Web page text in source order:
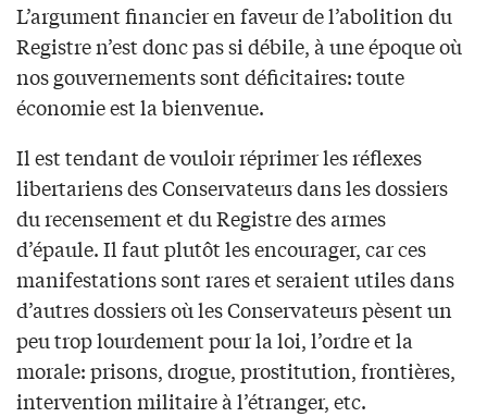
L’argument financier en faveur de l’abolition du
Registre n’est donc pas si débile, à une époque où
nos gouvernements sont déficitaires: toute
économie est la bienvenue.
Il est tendant de vouloir réprimer les réflexes
libertariens des Conservateurs dans les dossiers
du recensement et du Registre des armes
d’épaule. Il faut plutôt les encourager, car ces
manifestations sont rares et seraient utiles dans
d’autres dossiers où les Conservateurs pèsent un
peu trop lourdement pour la loi, l’ordre et la
morale: prisons, drogue, prostitution, frontières,
intervention militaire à l’étranger, etc.